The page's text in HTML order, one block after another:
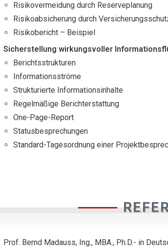
Risikovermeidung durch Reserveplanung
Risikoabsicherung durch
Risikobericht – Beispiel
Sicherstellung wirkungsvoller
Berichtsstrukturen
Informationsströme
Strukturierte Informationsinhalte
Regelmäßige Berichterstattung
One-Page-Report
Statusbesprechungen
Standard-Tagesordnung einer
Prof. Bernd Madauss, Ing., MBA., Ph.D.- in